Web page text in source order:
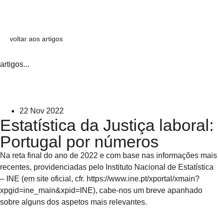
voltar aos artigos
artigos...
22 Nov 2022
Estatística da Justiça laboral:
Portugal por números
Na reta final do ano de 2022 e com base nas informações mais
recentes, providenciadas pelo Instituto Nacional de Estatística
– INE (em site oficial, cfr. https://www.ine.pt/xportal/xmain?
xpgid=ine_main&xpid=INE), cabe-nos um breve apanhado
sobre alguns dos aspetos mais relevantes.